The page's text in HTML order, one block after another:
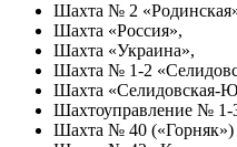
Шахта № 2
Шахта «Россия»,
Шахта «Украина»,
Шахта № 1-2
Шахта «Селидовская-
Шахтоуправление № 1-
Шахта № 40 («Горняк»)